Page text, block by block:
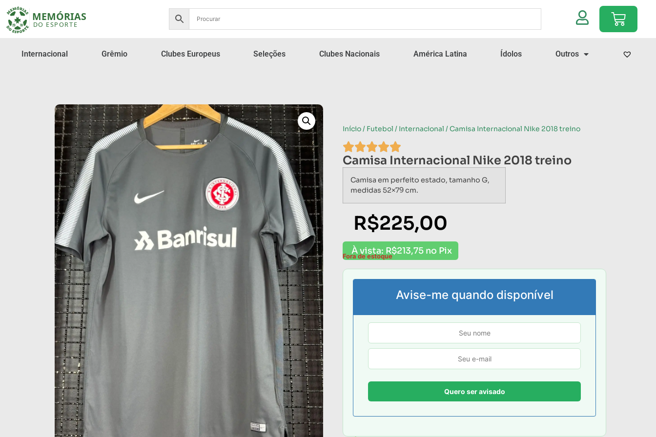
Internacional Grêmio Clubes Europeus Seleções Clubes Nacionais América Latina Ídolos Outros
Início/ Futebol / Internacional / Camisa Internacional Nike 2018 treino
Camisa Internacional Nike 2018 treino
Camisa em perfeito estado, tamanho G,
medidas 52×79 cm.
R$225,00
À vista: R$213,75 no Pix
Fora de estoque
Avise-me quando disponível